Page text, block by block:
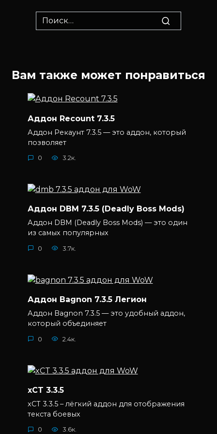
Search
for:
Вам также может понравиться
Аддон Recount 7.3.5
Аддон Рекаунт 7.3.5 — это аддон, который
позволяет
0 3.2к.
Аддон DBM 7.3.5 (Deadly Boss Mods)
Аддон DBM (Deadly Boss Mods) — это один
из самых популярных
0 3.7к.
Аддон Bagnon 7.3.5 Легион
Аддон Bagnon 7.3.5 — это удобный аддон,
который объединяет
0 2.4к.
xCT 3.3.5
xCT 3.3.5 – лёгкий аддон для отображения
текста боевых
0 3.6к.